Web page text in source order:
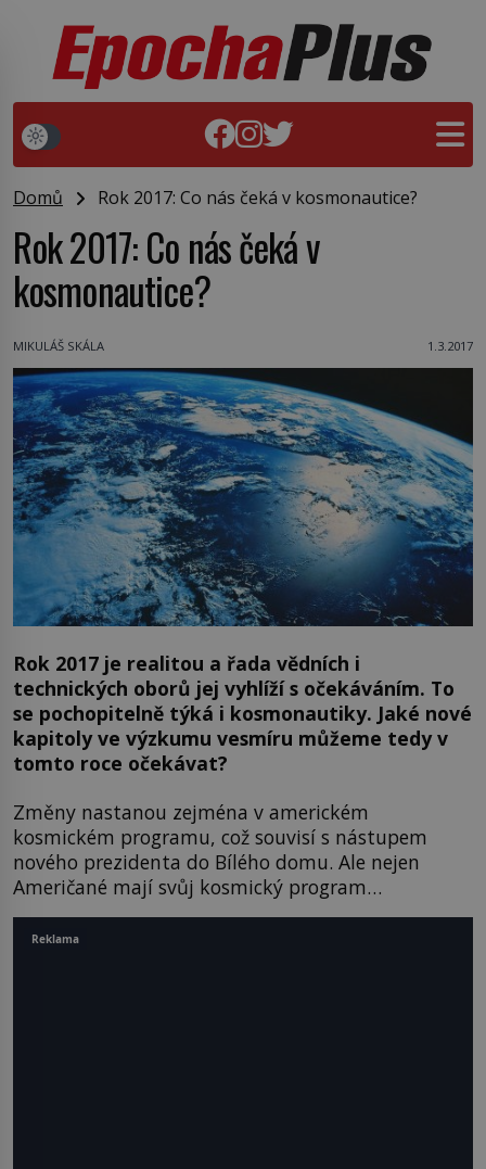
Domů Rok 2017: Co nás čeká v kosmonautice?
Rok 2017: Co nás čeká v
kosmonautice?
MIKULÁŠ SKÁLA 1.3.2017
Rok 2017 je realitou a řada vědních i
technických oborů jej vyhlíží s očekáváním. To
se pochopitelně týká i kosmonautiky. Jaké nové
kapitoly ve výzkumu vesmíru můžeme tedy v
tomto roce očekávat?
Změny nastanou zejména v americkém
kosmickém programu, což souvisí s nástupem
nového prezidenta do Bílého domu. Ale nejen
Američané mají svůj kosmický program…
Reklama